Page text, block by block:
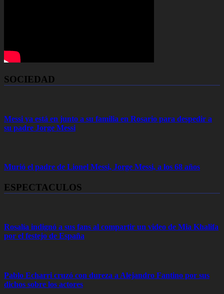
SOCIEDAD
Messi ya está en junto a su familia en Rosario para despedir a
su padre Jorge Messi
Murió el padre de Lionel Messi, Jorge Messi, a los 68 años
ESPECTACULOS
Rosalía indignó a sus fans al compartir un video de Mia Khalifa
por el festejo de España
Pablo Echarri cruzó con dureza a Alejandro Fantino por sus
dichos sobre los actores